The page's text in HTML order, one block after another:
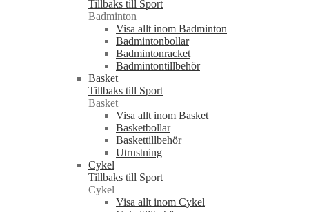
Tillbaks till Sport
Badminton
Visa allt inom Badminton
Badmintonbollar
Badmintonracket
Badmintontillbehör
Basket
Tillbaks till Sport
Basket
Visa allt inom Basket
Basketbollar
Baskettillbehör
Utrustning
Cykel
Tillbaks till Sport
Cykel
Visa allt inom Cykel